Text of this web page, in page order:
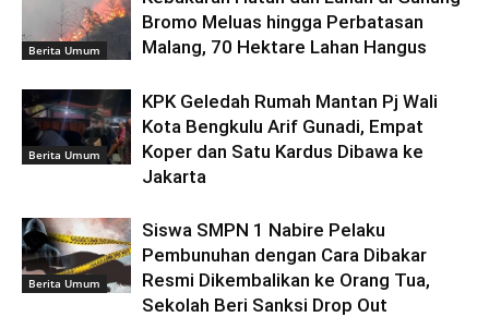
Berita Umum
Bromo Meluas hingga Perbatasan
Malang, 70 Hektare Lahan Hangus
Berita Umum
KPK Geledah Rumah Mantan Pj Wali
Kota Bengkulu Arif Gunadi, Empat
Koper dan Satu Kardus Dibawa ke
Jakarta
Berita Umum
Siswa SMPN 1 Nabire Pelaku
Pembunuhan dengan Cara Dibakar
Resmi Dikembalikan ke Orang Tua,
Sekolah Beri Sanksi Drop Out